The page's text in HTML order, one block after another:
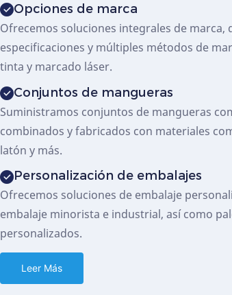
Opciones de marca
Ofrecemos soluciones integrales de
especificaciones y múltiples métodos de
tinta y marcado láser.
Conjuntos de mangueras
Suministramos conjuntos de mangueras
combinados y fabricados con materiales
latón y más.
Personalización de embalajes
Ofrecemos soluciones de embalaje
embalaje minorista e industrial, así como
personalizados.
Leer Más